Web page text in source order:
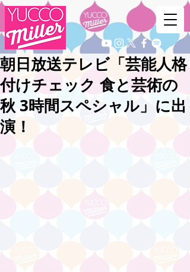
朝日放送テレビ「芸能人格
付けチェック 食と芸術の
秋 3時間スペシャル」に出
演！